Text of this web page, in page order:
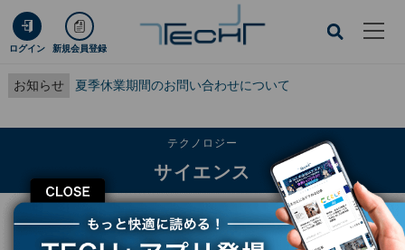
ログイン 新規会員登録
お知らせ 夏季休業期間のお問い合わせについて
CLOSE
テクノロジー
サイエンス
TECH+ テクノロジー
サイエンス